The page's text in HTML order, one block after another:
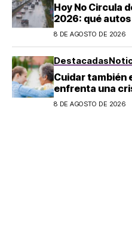
Hoy No Circula
2026: qué
salir en CDMX y
8 DE AGOSTO DE 2026
Destacadas
Cuidar también
enfrenta una
8 DE AGOSTO DE 2026